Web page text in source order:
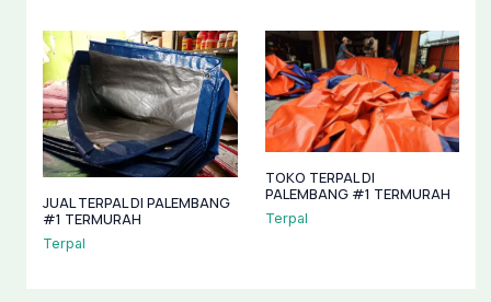
JUAL TERPAL DI PALEMBANG
#1 TERMURAH
Terpal
TOKO TERPAL DI
PALEMBANG #1 TERMURAH
Terpal